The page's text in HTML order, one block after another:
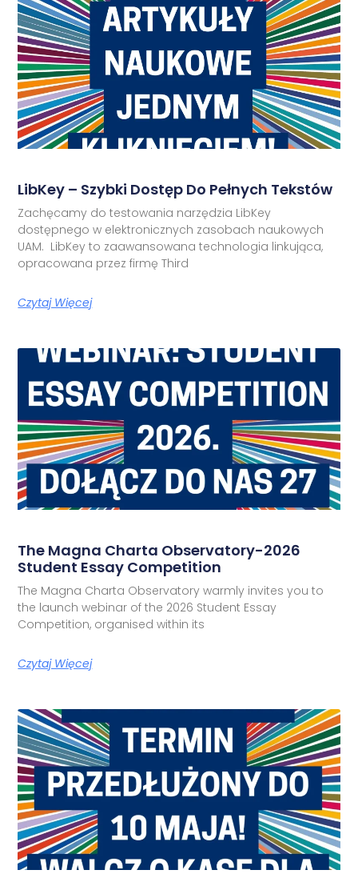
LibKey – Szybki Dostęp Do Pełnych Tekstów
Zachęcamy do testowania narzędzia LibKey
dostępnego w elektronicznych zasobach naukowych
UAM. LibKey to zaawansowana technologia linkująca,
opracowana przez firmę Third
Czytaj Więcej
The Magna Charta Observatory-2026
Student Essay Competition
The Magna Charta Observatory warmly invites you to
the launch webinar of the 2026 Student Essay
Competition, organised within its
Czytaj Więcej